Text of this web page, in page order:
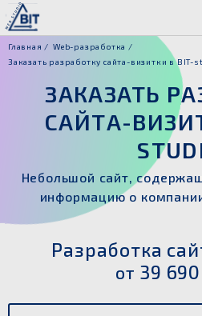
Главная
Web-разработка
Заказать разработку сайта-визитки в BIT-
ЗАКАЗАТЬ
САЙТА-
Небольшой сайт,
информацию о
Разработка
от 39